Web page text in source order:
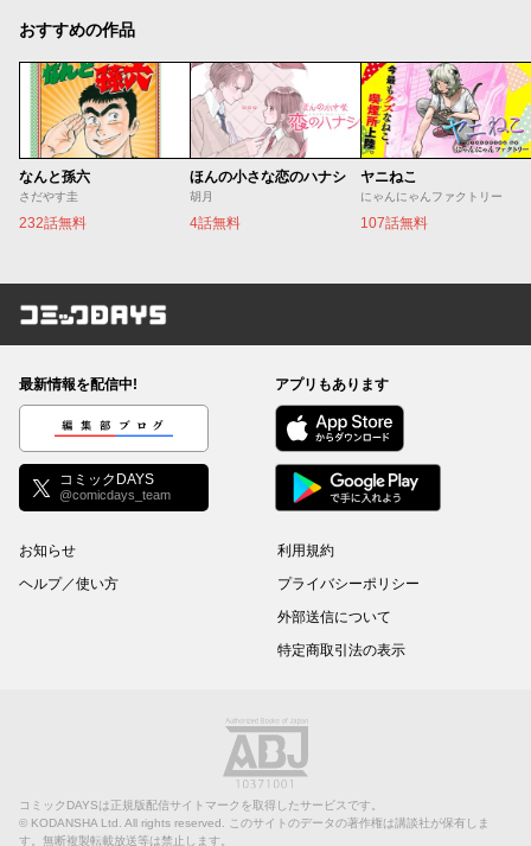
おすすめの作品
なんと孫六
さだやす圭
232話無料
ほんの小さな恋のハナシ
胡月
4話無料
ヤニねこ
にゃんにゃんファクトリー
107話無料
コミックDAYS
最新情報を配信中!
編集部ブログ
コミックDAYS
@comicdays_team
アプリもあります
お知らせ
ヘルプ／使い方
利用規約
プライバシーポリシー
外部送信について
特定商取引法の表示
コミックDAYSは正規版配信サイトマークを取得したサービスです。
© KODANSHA Ltd. All rights reserved. このサイトのデータの著作権は講談社が保有しま
す。無断複製転載放送等は禁止します。